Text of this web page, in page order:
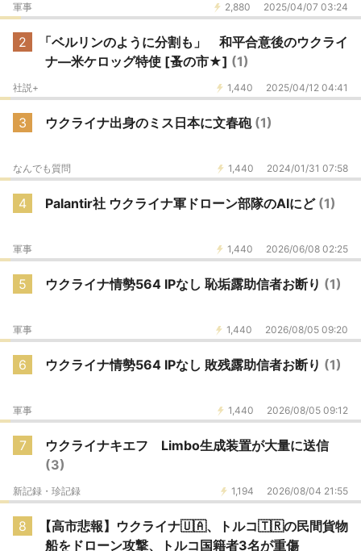
2,880 2025/04/07 03:24
軍事
2
「ベルリンのように分割も」 和平合意後のウクライ
ナ―米ケロッグ特使 [蚤の市★] (1)
1,440 2025/04/12 04:41
社説+
3 ウクライナ出身のミス日本に文春砲 (1)
1,440 2024/01/31 07:58
なんでも質問
4 Palantir社 ウクライナ軍ドローン部隊のAIにど (1)
1,440 2026/06/08 02:25
軍事
5 ウクライナ情勢564 IPなし 恥垢露助信者お断り (1)
1,440 2026/08/05 09:20
軍事
6 ウクライナ情勢564 IPなし 敗残露助信者お断り (1)
1,440 2026/08/05 09:12
軍事
7
ウクライナキエフ Limbo生成装置が大量に送信
(3)
1,194 2026/08/04 21:55
新記録・珍記録
8
【高市悲報】ウクライナ🇺🇦、トルコ🇹🇷の民間貨物
船をドローン攻撃、トルコ国籍者3名が重傷